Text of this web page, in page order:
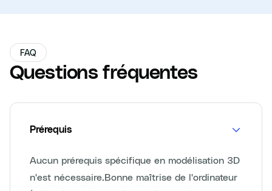
FAQ
Questions fréquentes
Prérequis
Aucun prérequis spécifique en modélisation 3D
n'est nécessaire.Bonne maîtrise de l'ordinateur